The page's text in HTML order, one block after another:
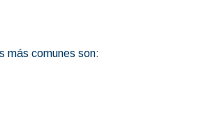
más comunes son: